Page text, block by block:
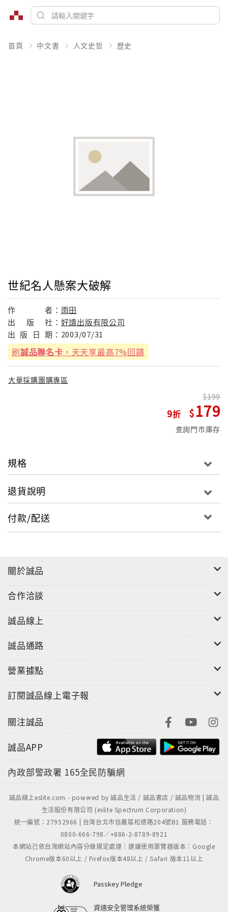
首頁 中文書 人文史哲 歷史
世紀名人懸案大破解
作 者： 雨田
出
版 社： 好讀出版有限公司
出 版 日 期： 2003/07/31
刷誠品聯名卡 ，天天享最高7%回饋
大量採購團購專區
9
199
179
查詢門市庫存
規格
退貨說明
付款/配送
關於誠品
合作洽談
誠品線上
誠品通路
營業據點
訂閱誠品線上電子報
關注誠品
誠品APP
內政部警政署 165全民防騙網
誠品線上eslite.com - powered by 誠品生活 / 誠品書店 / 誠品物流 | 誠品
生活股份有限公司 (eslite Spectrum Corporation)
統一編號：27952966 | 台灣台北市信義區松德路204號B1 服務電話：
0800-666-798／+886-2-8789-8921
本網站已依台灣網站內容分級規定處理｜建議使用瀏覽器版本：Google
Chrome版本60以上 / Firefox版本48以上 / Safari 版本11以上
Passkey Pledge
資通安全管理系統榮獲